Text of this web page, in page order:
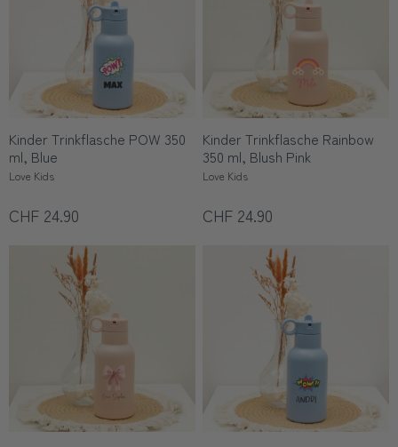
Kinder Trinkflasche POW 350
ml, Blue
Love Kids
CHF 24.90
Kinder Trinkflasche Rainbow
350 ml, Blush Pink
Love Kids
CHF 24.90